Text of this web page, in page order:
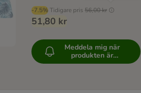
-7.5% Tidigare pris 56,00 kr
51,80 kr
Meddela mig när
produkten är
tillgänglig